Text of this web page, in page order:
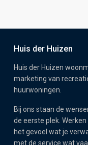
Huis der Huizen
Huis der Huizen
marketing van
huurwoningen.
Bij ons staan de
de eerste plek.
het gevoel wat je
met de service wat